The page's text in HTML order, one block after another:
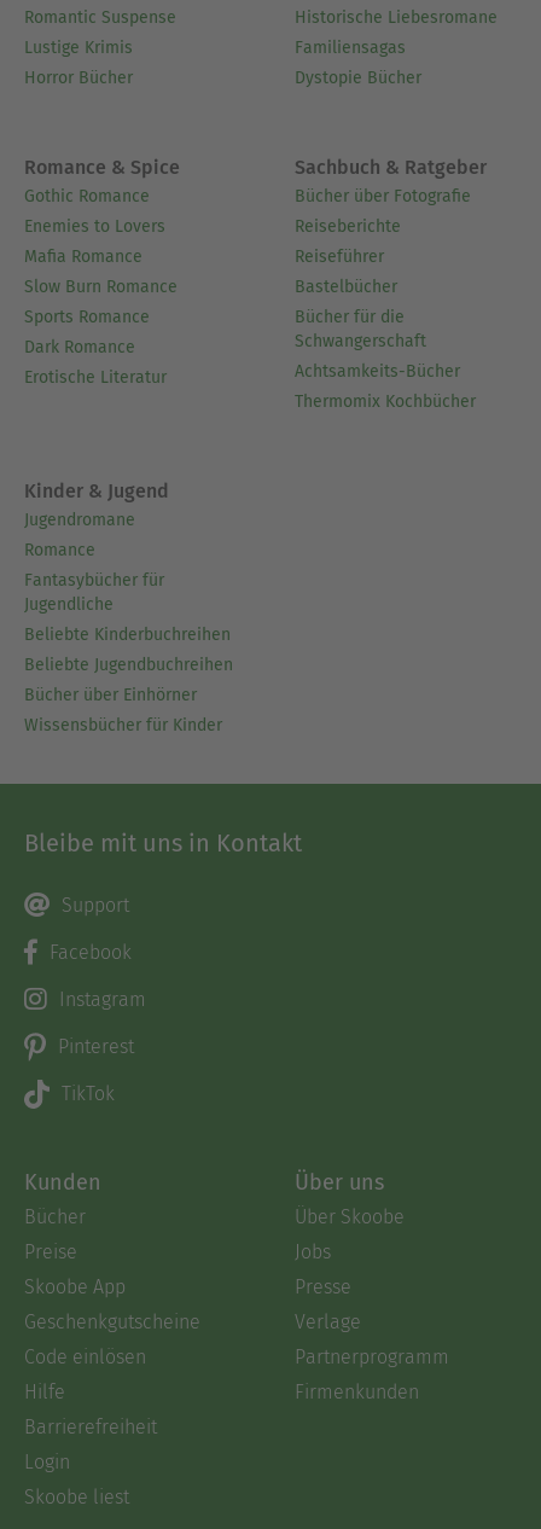
Romantic Suspense
Lustige Krimis
Horror Bücher
Historische Liebesromane
Familiensagas
Dystopie Bücher
Romance & Spice
Gothic Romance
Enemies to Lovers
Mafia Romance
Slow Burn Romance
Sports Romance
Dark Romance
Erotische Literatur
Sachbuch & Ratgeber
Bücher über Fotografie
Reiseberichte
Reiseführer
Bastelbücher
Bücher für die
Schwangerschaft
Achtsamkeits-Bücher
Thermomix Kochbücher
Kinder & Jugend
Jugendromane
Romance
Fantasybücher für
Jugendliche
Beliebte Kinderbuchreihen
Beliebte Jugendbuchreihen
Bücher über Einhörner
Wissensbücher für Kinder
Bleibe mit uns in Kontakt
Support
Facebook
Instagram
Pinterest
TikTok
Kunden
Bücher
Preise
Skoobe App
Geschenkgutscheine
Code einlösen
Hilfe
Barrierefreiheit
Login
Skoobe liest
Über uns
Über Skoobe
Jobs
Presse
Verlage
Partnerprogramm
Firmenkunden